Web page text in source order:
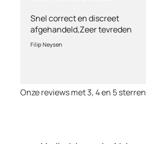
Snel correct en discreet
afgehandeld,Zeer tevreden
met de service en patiënt
vriendelijkheid.Vermoedelijk
Filip Neysen
Onze reviews met 3, 4 en 5 sterren